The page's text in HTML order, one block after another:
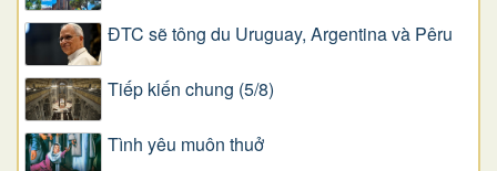
ĐTC sẽ tông du Uruguay, Argentina và Pêru
Tiếp kiến chung (5/8)
Tình yêu muôn thuở